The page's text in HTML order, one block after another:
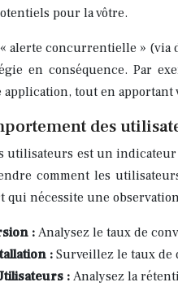
pour la vôtre.
alerte concurrentielle »
en conséquence. Par
application, tout en
des
utilisateurs est un
comment les
nécessite une
: Analysez le taux de
: Surveillez le taux de
: Analysez la